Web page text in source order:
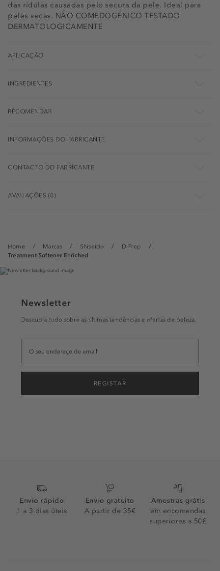
Home Marcas Shiseido
D-Prep
Treatment Softener Enriched
das rídulas causadas pelo secura da pele. Ideal para
peles secas. NÃO COMEDOGÉNICO TESTADO
DERMATOLOGICAMENTE
APLICAÇÃO
INGREDIENTES
RECOMENDAR
INFORMAÇÕES DO FABRICANTE
CONTACTO DO FABRICANTE
AVALIAÇÕES (0)
Newsletter
Descubra tudo sobre as últimas tendências e ofertas de beleza.
REGISTAR
Envio rápido
1 a 3 dias úteis
Envio gratuito
A partir de 35€
Amostras grátis
em encomendas
superiores a 50€